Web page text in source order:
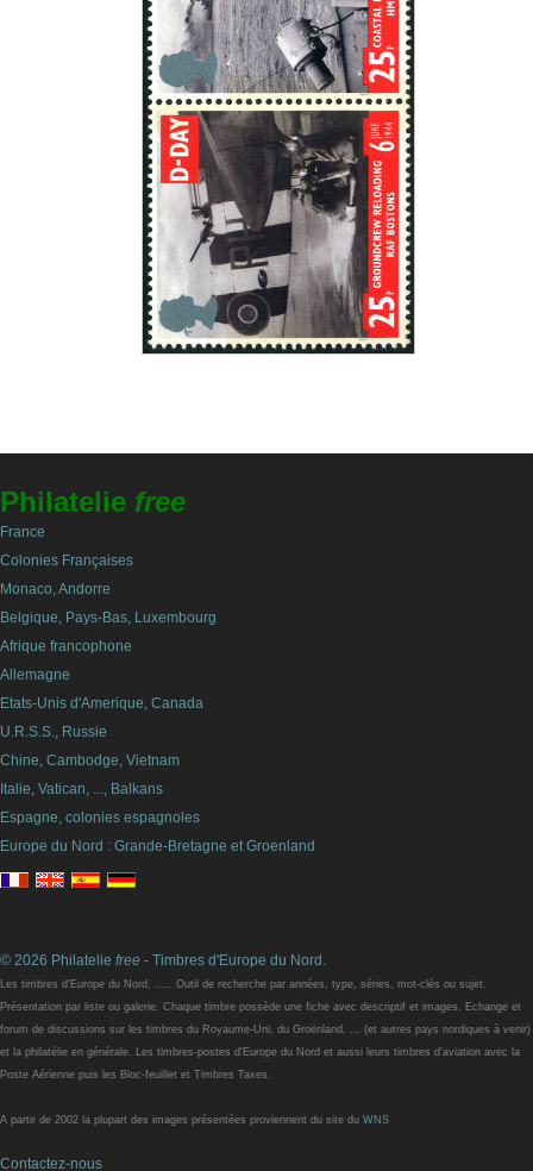
Philatelie free
France
Colonies Françaises
Monaco, Andorre
Belgique, Pays-Bas, Luxembourg
Afrique francophone
Allemagne
Etats-Unis d'Amerique, Canada
U.R.S.S., Russie
Chine, Cambodge, Vietnam
Italie, Vatican, ..., Balkans
Espagne, colonies espagnoles
Europe du Nord : Grande-Bretagne et Groenland
© 2026 Philatelie free - Timbres d'Europe du Nord.
Les timbres d'Europe du Nord, ..... Outil de recherche par années, type, séries, mot-clés ou sujet.
Présentation par liste ou galerie. Chaque timbre possède une fiche avec descriptif et images. Echange et
forum de discussions sur les timbres du Royaume-Uni, du Groënland, ... (et autres pays nordiques à venir)
et la philatélie en générale. Les timbres-postes d'Europe du Nord et aussi leurs timbres d'aviation avec la
Poste Aérienne puis les Bloc-feuillet et Timbres Taxes.
A partir de 2002 la plupart des images présentées proviennent du site du WNS
Contactez-nous